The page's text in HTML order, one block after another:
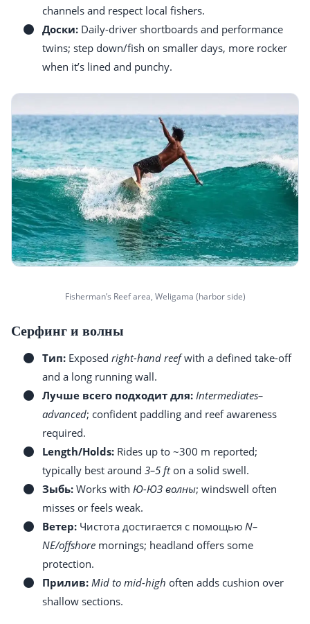
channels and respect local fishers.
Доски: Daily-driver shortboards and performance
twins; step down/fish on smaller days, more rocker
when it’s lined and punchy.
Fisherman’s Reef area, Weligama (harbor side)
Серфинг и волны
Тип: Exposed right-hand reefwith a defined take-off
and a long running wall.
Лучше всего подходит для: Intermediates–
advanced; confident paddling and reef awareness
required.
Length/Holds: Rides up to ~300 m reported;
typically best around 3–5 fton a solid swell.
Зыбь: Works with Ю-ЮЗ волны; windswell often
misses or feels weak.
Ветер: Чистота достигается с помощью N–
NE/offshore mornings; headland offers some
protection.
Прилив: Mid to mid-high often adds cushion over
shallow sections.